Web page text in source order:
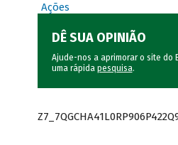
Ações
DÊ SUA OPINIÃO
Ajude-nos a aprimorar o site do
uma rápida pesquisa.